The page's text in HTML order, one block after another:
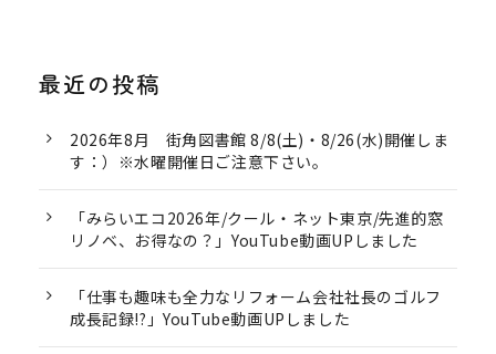
最近の投稿
2026年8月 街角図書館 8/8(土)・8/26(水)開催しま
す：）※水曜開催日ご注意下さい。
「みらいエコ2026年/クール・ネット東京/先進的窓
リノベ、お得なの？」YouTube動画UPしました
「仕事も趣味も全力なリフォーム会社社長のゴルフ
成長記録!?」YouTube動画UPしました